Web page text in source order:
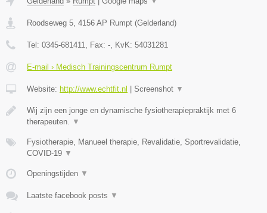
Roodseweg 5, 4156 AP Rumpt (Gelderland)
Tel: 0345-681411, Fax: -, KvK: 54031281
E-mail › Medisch Trainingscentrum Rumpt
Website: http://www.echtfit.nl Screenshot ▼
Wij zijn een jonge en dynamische fysiotherapiepraktijk met 6
therapeuten. ▼
Fysiotherapie, Manueel therapie, Revalidatie, Sportrevalidatie,
COVID-19 ▼
Openingstijden ▼
Laatste facebook posts ▼